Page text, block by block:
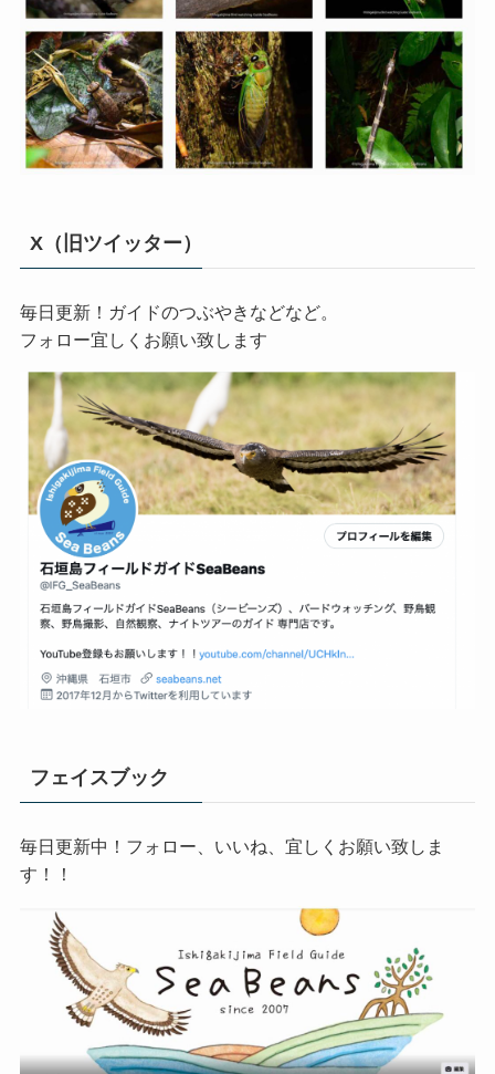
X（旧ツイッター）
毎日更新！ガイドのつぶやきなどなど。
フォロー宜しくお願い致します
フェイスブック
毎日更新中！フォロー、いいね、宜しくお願い致しま
す！！